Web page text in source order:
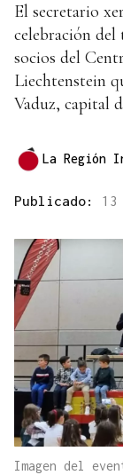
El secretario
celebración del
socios del
Liechtenstein
Vaduz, capital
La Región
Publicado:
Imagen del